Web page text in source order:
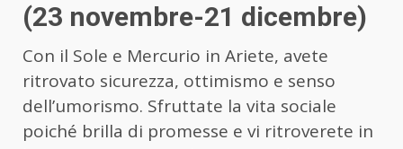
(23 novembre-21 dicembre)
Con il Sole e Mercurio in Ariete, avete
ritrovato sicurezza, ottimismo e senso
dell’umorismo. Sfruttate la vita sociale
poiché brilla di promesse e vi ritroverete in